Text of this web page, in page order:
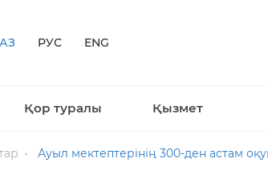
РУС ENG
Қор туралы Қызмет
Ауыл мектептерінің 300-ден астам